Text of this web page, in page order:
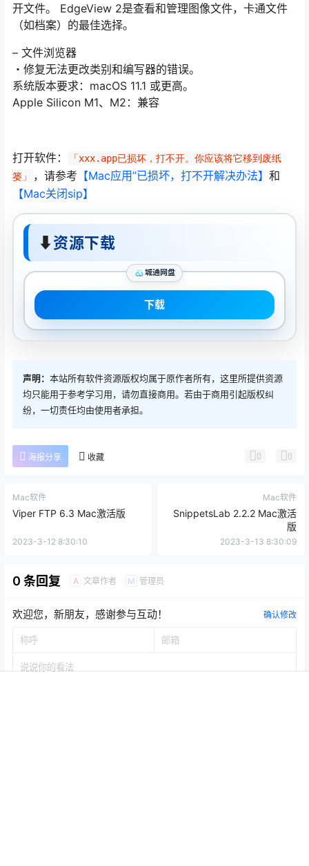
开文件。 EdgeView 2是查看和管理图像文件，卡通文件
（如档案）的最佳选择。
– 文件浏览器
・修复无法更改类别和编写器的错误。
系统版本要求：macOS 11.1 或更高。
Apple Silicon M1、M2：兼容
打开软件：
「xxx.app已损坏，打不开。你应该将它移到废纸
篓」
，请参考 【Mac应用”已损坏，打不开解决办法】 和
【Mac关闭sip】
⬇资源下载
城通网盘
下载
声明： 本站所有软件资源版权均属于原作者所有，这里所提供资源
均只能用于参考学习用，请勿直接商用。若由于商用引起版权纠
纷，一切责任均由使用者承担。
海报分享 收藏 0 0
Mac软件
Viper FTP 6.3 Mac激活版
2023-3-12 8:30:10
Mac软件
SnippetsLab 2.2.2 Mac激活
版
2023-3-13 8:30:09
0 条回复 A 文章作者 M 管理员
欢迎您，新朋友，感谢参与互动！ 确认修改